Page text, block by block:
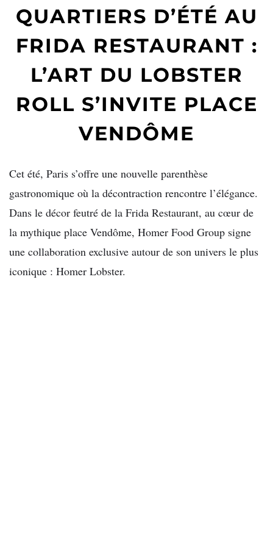
QUARTIERS D’ÉTÉ AU
FRIDA RESTAURANT :
L’ART DU LOBSTER
ROLL S’INVITE PLACE
VENDÔME
Cet été, Paris s’offre une nouvelle parenthèse
gastronomique où la décontraction rencontre l’élégance.
Dans le décor feutré de la Frida Restaurant, au cœur de
la mythique place Vendôme, Homer Food Group signe
une collaboration exclusive autour de son univers le plus
iconique : Homer Lobster.